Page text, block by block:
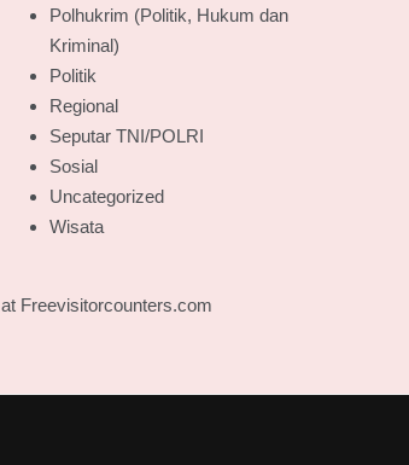
Polhukrim (Politik, Hukum dan
Kriminal)
Politik
Regional
Seputar TNI/POLRI
Sosial
Uncategorized
Wisata
at Freevisitorcounters.com